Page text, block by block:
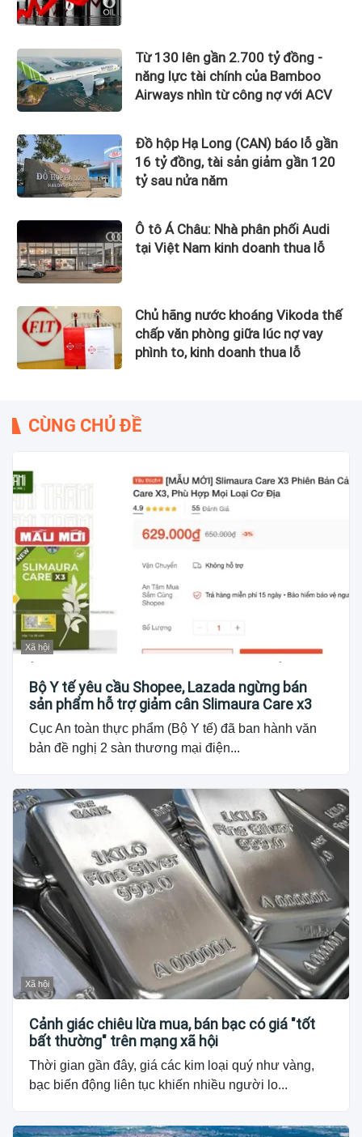
Từ 130 lên gần 2.700 tỷ đồng -
năng lực tài chính của Bamboo
Airways nhìn từ công nợ với ACV
Đồ hộp Hạ Long (CAN) báo lỗ gần
16 tỷ đồng, tài sản giảm gần 120
tỷ sau nửa năm
Ô tô Á Châu: Nhà phân phối Audi
tại Việt Nam kinh doanh thua lỗ
Chủ hãng nước khoáng Vikoda thế
chấp văn phòng giữa lúc nợ vay
phình to, kinh doanh thua lỗ
CÙNG CHỦ ĐỀ
Xã hội
Bộ Y tế yêu cầu Shopee, Lazada ngừng bán
sản phẩm hỗ trợ giảm cân Slimaura Care x3
Cục An toàn thực phẩm (Bộ Y tế) đã ban hành văn
bản đề nghị 2 sàn thương mại điện...
Xã hội
Cảnh giác chiêu lừa mua, bán bạc có giá "tốt
bất thường" trên mạng xã hội
Thời gian gần đây, giá các kim loại quý như vàng,
bạc biến động liên tục khiến nhiều người lo...